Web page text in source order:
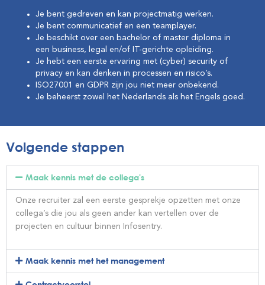
Je bent gedreven en kan projectmatig werken.
Je bent communicatief en een teamplayer.
Je beschikt over een bachelor of master diploma in
een business, legal en/of IT-gerichte opleiding.
Je hebt een eerste ervaring met (cyber) security of
privacy en kan denken in processen en risico’s.
ISO27001 en GDPR zijn jou niet meer onbekend.
Je beheerst zowel het Nederlands als het Engels goed.
Volgende stappen
Maak kennis met de collega's
Onze recruiter zal een eerste gesprekje opzetten met onze
collega’s die jou als geen ander kan vertellen over de
projecten en cultuur binnen Infosentry.
Maak kennis met het management